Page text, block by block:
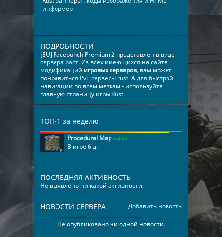
информер
ПОДРОБНОСТИ
[EU] Facepunch Premium 2 представлен в виде
сервера раст. Из всех имеющихся на сайте
модификаций игровых серверов, вам может
понравиться PvE серверы rust. А для быстрой
навигации по всем меткам - используйте
главную страницу игры Rust.
ТОП-1 за неделю
Procedural Map сейчас
В игре 6 д.
ПОСЛЕДНЯЯ АКТИВНОСТЬ
Не выявлено ни какой активности.
Добавить новость
НОВОСТИ СЕРВЕРА
Не опубликовано ни одной новости.